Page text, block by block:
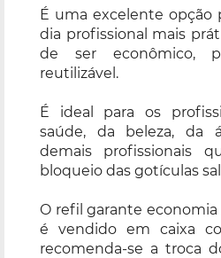
É uma excelente opção
dia profissional mais
de ser econômico,
reutilizável.
É ideal para os
saúde, da beleza, da
demais profissionais
bloqueio das gotículas
O refil garante economia
é vendido em caixa
recomenda-se a troca